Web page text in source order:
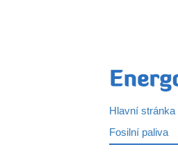
Hlavní stránka
Fosilní paliva